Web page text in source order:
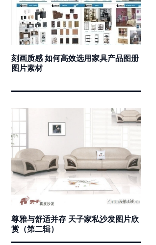
刻画质感 如何高效选用家具产品图册
图片素材
尊雅与舒适并存 天子家私沙发图片欣
赏（第二辑）